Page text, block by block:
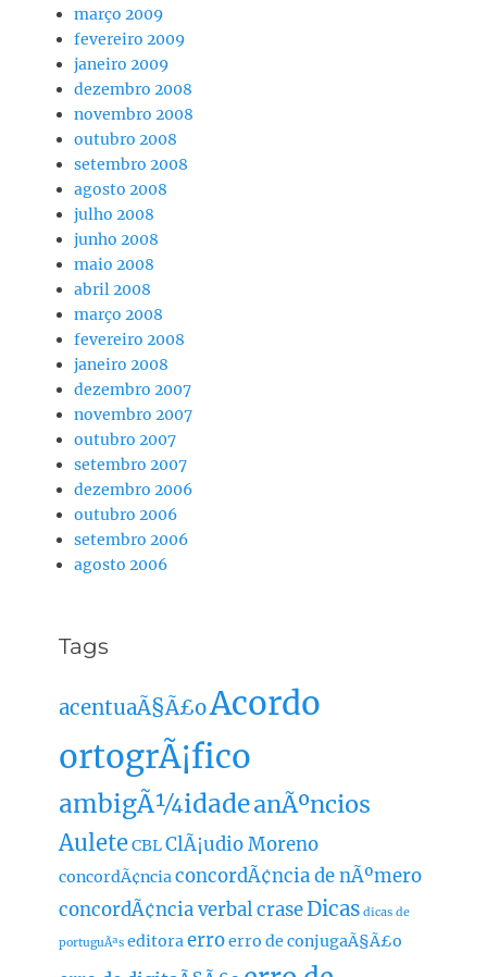
março 2009
fevereiro 2009
janeiro 2009
dezembro 2008
novembro 2008
outubro 2008
setembro 2008
agosto 2008
julho 2008
junho 2008
maio 2008
abril 2008
março 2008
fevereiro 2008
janeiro 2008
dezembro 2007
novembro 2007
outubro 2007
setembro 2007
dezembro 2006
outubro 2006
setembro 2006
agosto 2006
Tags
acentuaÃ§Ã£oAcordo
ortogrÃ¡fico
ambigÃ¼idadeanÃºncios
AuleteCBLClÃ¡udio Moreno
concordÃ¢nciaconcordÃ¢ncia de nÃºmero
concordÃ¢ncia verbalcraseDicas dicas de
portuguÃªs editoraerroerro de conjugaÃ§Ã£o